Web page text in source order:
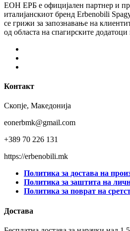
ЕОН ЕРБ е официјален партнер и
италијанскиот бренд Erbenobili
се грижи за запознавање на
од областа на спагирските додатоци
Контакт
Скопје, Македонија
eonerbmk@gmail.com
+389 70 226 131
https://erbenobili.mk
Политика за достава на
Политика за заштита на
Политика за поврат на
Достава